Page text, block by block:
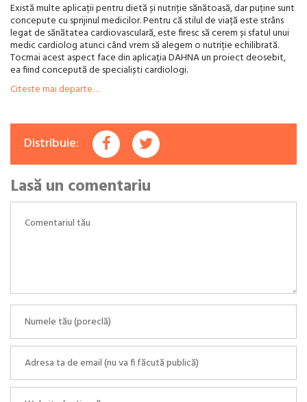
Există multe aplicații pentru dietă și nutriție sănătoasă, dar puține sunt
concepute cu sprijinul medicilor. Pentru că stilul de viață este strâns
legat de sănătatea cardiovasculară, este firesc să cerem și sfatul unui
medic cardiolog atunci când vrem să alegem o nutriție echilibrată.
Tocmai acest aspect face din aplicația DAHNA un proiect deosebit,
ea fiind concepută de specialiști cardiologi.
Citeste mai departe…
Distribuie:
Lasă un comentariu